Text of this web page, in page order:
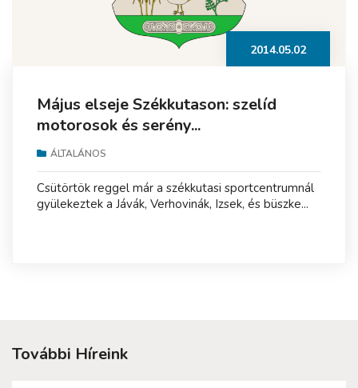
2014.05.02
Május elseje Székkutason: szelíd
motorosok és serény...
ÁLTALÁNOS
Csütörtök reggel már a székkutasi sportcentrumnál
gyülekeztek a Jávák, Verhovinák, Izsek, és büszke...
További Híreink